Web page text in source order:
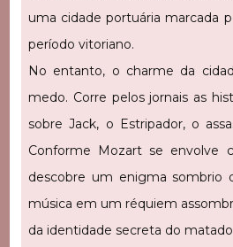
uma cidade portuária marcada
período vitoriano.
No entanto, o charme da
medo. Corre pelos jornais as
sobre Jack, o Estripador, o
Conforme Mozart se envolve
descobre um enigma sombrio
música em um réquiem
da identidade secreta do